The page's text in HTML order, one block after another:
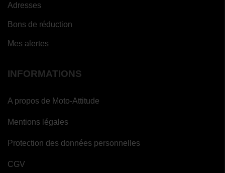
Adresses
Bons de réduction
Mes alertes
INFORMATIONS
A propos de Moto-Attitude
Mentions légales
Protection des données personnelles
CGV